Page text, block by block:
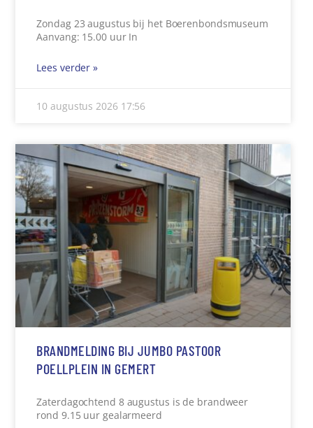
Zondag 23 augustus bij het Boerenbondsmuseum
Aanvang: 15.00 uur In
Lees verder »
10 augustus 2026 17:56
BRANDMELDING BIJ JUMBO PASTOOR
POELLPLEIN IN GEMERT
Zaterdagochtend 8 augustus is de brandweer
rond 9.15 uur gealarmeerd